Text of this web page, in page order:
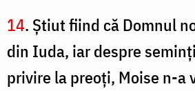
14. Ştiut fiind că Domnul
din Iuda, iar despre
privire la preoţi, Moise n-a